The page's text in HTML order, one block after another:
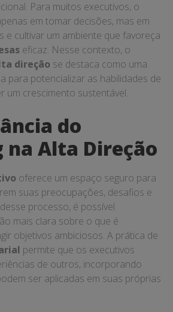
Para muitos executivos, o
em tomar decisões, mas em
e cultivar um ambiente que favoreça
eficaz. Nesse contexto, o
direção se destaca como uma
para potencializar as habilidades de
um crescimento sustentável.
do
na Alta Direção
oferece um espaço seguro para
suas preocupações, desafios e
processo, é possível
mais clara sobre o que é
objetivos ambiciosos. A prática de
permite que os executivos
de outros, incorporando
ser aplicadas em suas próprias